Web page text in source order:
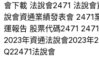
會下載 法說會2471 法說會
說會資通業績發表會 2471
運報告 股票代碼2471 2471
2023年資通法說會2023年
Q22471法說會